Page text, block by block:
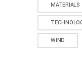
MATERIALS
WIND